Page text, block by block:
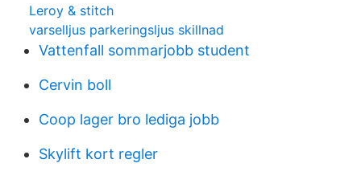
Leroy & stitch
varselljus parkeringsljus skillnad
Vattenfall sommarjobb student
Cervin boll
Coop lager bro lediga jobb
Skylift kort regler